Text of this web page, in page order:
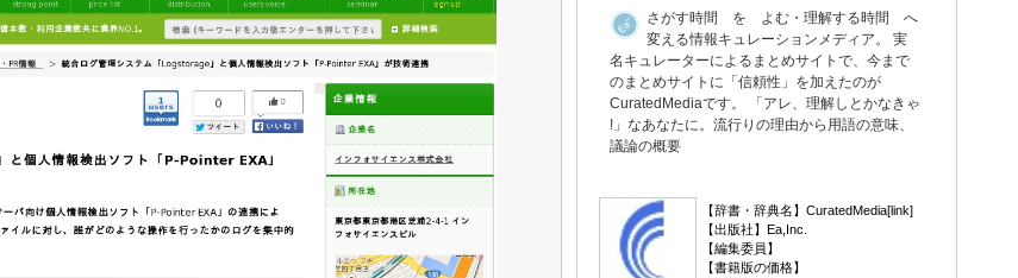
さがす時間 を よむ・理解する時間 へ
変える情報キュレーションメディア。 実
名キュレーターによるまとめサイトで、今まで
のまとめサイトに「信頼性」を加えたのが
CuratedMediaです。 「アレ、理解しとかなきゃ
!」なあなたに。流行りの理由から用語の意味、
議論の概要
【辞書・辞典名】CuratedMedia[link]
【出版社】Ea,Inc.
【編集委員】
【書籍版の価格】